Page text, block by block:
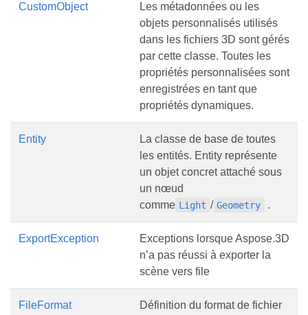
CustomObject
Les métadonnées ou les
objets personnalisés utilisés
dans les fichiers 3D sont gérés
par cette classe. Toutes les
propriétés personnalisées sont
enregistrées en tant que
propriétés dynamiques.
Entity
La classe de base de toutes
les entités. Entity représente
un objet concret attaché sous
un nœud
comme Light / Geometry .
ExportException
Exceptions lorsque Aspose.3D
n’a pas réussi à exporter la
scène vers file
FileFormat Définition du format de fichier